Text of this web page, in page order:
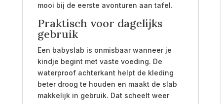
mooi bij de eerste avonturen aan tafel.
Praktisch voor dagelijks
gebruik
Een babyslab is onmisbaar wanneer je
kindje begint met vaste voeding. De
waterproof achterkant helpt de kleding
beter droog te houden en maakt de slab
makkelijk in gebruik. Dat scheelt weer